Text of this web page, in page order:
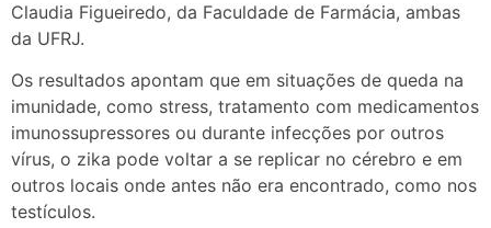
Claudia Figueiredo, da Faculdade de Farmácia, ambas
da UFRJ.
Os resultados apontam que em situações de queda na
imunidade, como stress, tratamento com medicamentos
imunossupressores ou durante infecções por outros
vírus, o zika pode voltar a se replicar no cérebro e em
outros locais onde antes não era encontrado, como nos
testículos.